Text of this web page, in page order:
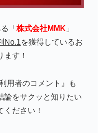
「 株式会社MMK 」
No.1を獲得しているお
す！
用者のコメント』も
論をサクッと知りたい
ください！